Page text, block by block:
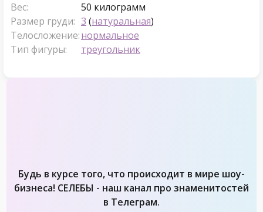
Вес:
50 килограмм
Размер груди: 3 (натуральная)
Телосложение:нормальное
Тип фигуры:
треугольник
Будь в курсе того, что происходит в мире шоу-
бизнеса! СЕЛЕБЫ - наш канал про знаменитостей
в Телеграм.